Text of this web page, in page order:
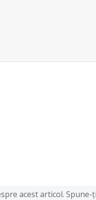
acest articol. Spune-